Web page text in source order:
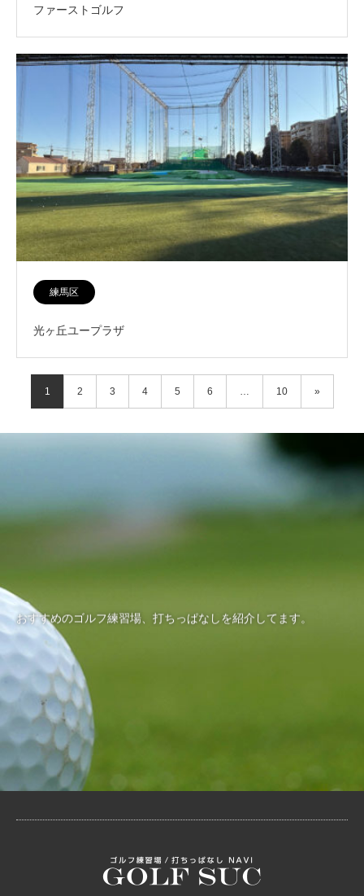
ファーストゴルフ
練馬区
光ヶ丘ユープラザ
1 2 3 4 5 6 … 10 »
おすすめのゴルフ練習場、打ちっぱなしを紹介してます。